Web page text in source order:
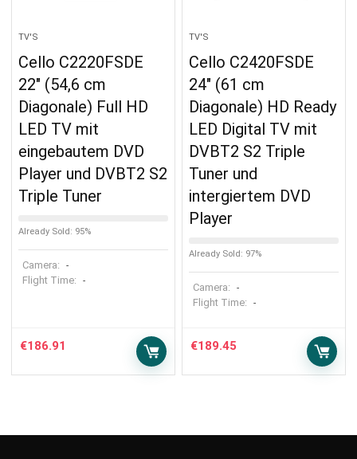
TV'S
Cello C2220FSDE
22″ (54,6 cm
Diagonale) Full HD
LED TV mit
eingebautem DVD
Player und DVBT2 S2
Triple Tuner
Already Sold: 95%
Camera: -
Flight Time: -
€186.91
TV'S
Cello C2420FSDE
24″ (61 cm
Diagonale) HD Ready
LED Digital TV mit
DVBT2 S2 Triple
Tuner und
intergiertem DVD
Player
Already Sold: 97%
Camera: -
Flight Time: -
€189.45